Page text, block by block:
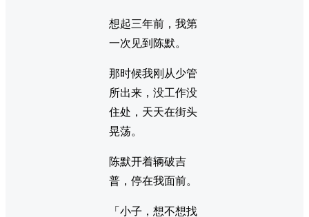
想起三年前，我第
一次见到陈默。
那时候我刚从少管
所出来，没工作没
住处，天天在街头
晃荡。
陈默开着辆破吉
普，停在我面前。
「小子，想不想找